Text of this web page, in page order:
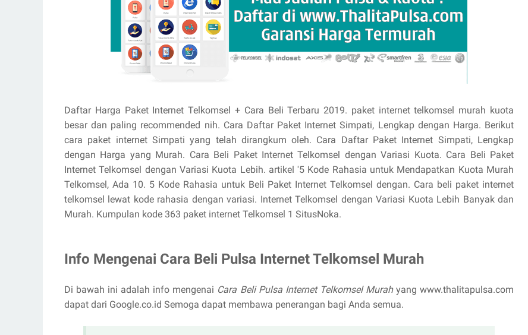
Daftar Harga Paket Internet Telkomsel + Cara Beli Terbaru 2019. paket internet telkomsel murah kuota
besar dan paling recommended nih. Cara Daftar Paket Internet Simpati, Lengkap dengan Harga. Berikut
cara paket internet Simpati yang telah dirangkum oleh. Cara Daftar Paket Internet Simpati, Lengkap
dengan Harga yang Murah. Cara Beli Paket Internet Telkomsel dengan Variasi Kuota. Cara Beli Paket
Internet Telkomsel dengan Variasi Kuota Lebih. artikel '5 Kode Rahasia untuk Mendapatkan Kuota Murah
Telkomsel, Ada 10. 5 Kode Rahasia untuk Beli Paket Internet Telkomsel dengan. Cara beli paket internet
telkomsel lewat kode rahasia dengan variasi. Internet Telkomsel dengan Variasi Kuota Lebih Banyak dan
Murah. Kumpulan kode 363 paket internet Telkomsel 1 SitusNoka.
Info Mengenai Cara Beli Pulsa Internet Telkomsel Murah
Di bawah ini adalah info mengenai Cara Beli Pulsa Internet Telkomsel Murah yang www.thalitapulsa.com
dapat dari Google.co.id Semoga dapat membawa penerangan bagi Anda semua.